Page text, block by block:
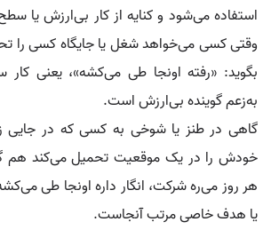
استفاده می‌شود و کنایه از کار بی‌ارزش یا
وقتی کسی می‌خواهد شغل یا جایگاه کسی را
بگوید: «رفته اونجا طی می‌کشه»، یعنی کار
به‌زعم گوینده بی‌ارزش است.
گاهی در طنز یا شوخی به کسی که در جایی
خودش را در یک موقعیت تحمیل می‌کند هم
هر روز می‌ره شرکت، انگار داره اونجا طی
یا هدف خاصی مرتب آنجاست.